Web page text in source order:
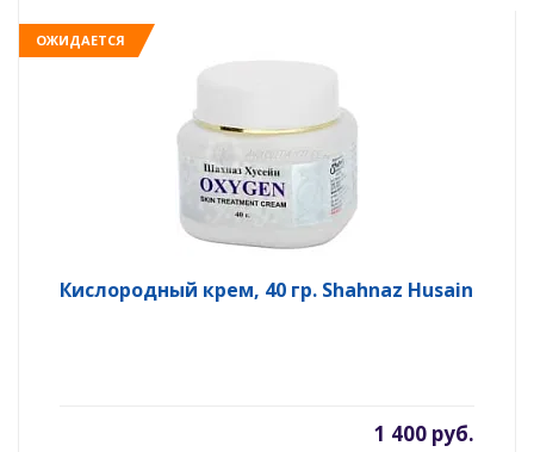
ОЖИДАЕТСЯ
Кислородный крем, 40 гр. Shahnaz Husain
1 400 руб.